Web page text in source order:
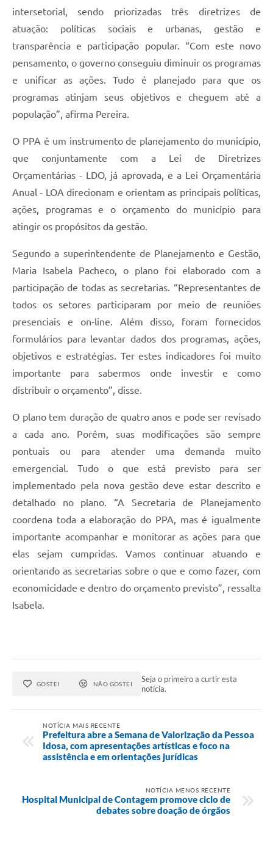
intersetorial, sendo priorizadas três diretrizes de
atuação: políticas sociais e urbanas, gestão e
transparência e participação popular. “Com este novo
pensamento, o governo conseguiu diminuir os programas
e unificar as ações. Tudo é planejado para que os
programas atinjam seus objetivos e cheguem até a
população”, afirma Pereira.
O PPA é um instrumento de planejamento do município,
que conjuntamente com a Lei de Diretrizes
Orçamentárias - LDO, já aprovada, e a Lei Orçamentária
Anual - LOA direcionam e orientam as principais políticas,
ações, programas e o orçamento do município para
atingir os propósitos da gestão.
Segundo a superintendente de Planejamento e Gestão,
Maria Isabela Pacheco, o plano foi elaborado com a
participação de todas as secretarias. “Representantes de
todos os setores participaram por meio de reuniões
presenciais e on-line. Além disso, foram fornecidos
formulários para levantar dados dos programas, ações,
objetivos e estratégias. Ter estes indicadores foi muito
importante para sabermos onde investir e como
distribuir o orçamento”, disse.
O plano tem duração de quatro anos e pode ser revisado
a cada ano. Porém, suas modificações são sempre
pontuais ou para atender uma demanda muito
emergencial. Tudo o que está previsto para ser
implementado pela nova gestão deve estar descrito e
detalhado no plano. “A Secretaria de Planejamento
coordena toda a elaboração do PPA, mas é igualmente
importante acompanhar e monitorar as ações para que
elas sejam cumpridas. Vamos continuar atuando e
orientando as secretarias sobre o que e como fazer, com
economicidade e dentro do orçamento previsto”, ressalta
Isabela.
GOSTEI NÃO GOSTEI
Seja o primeiro a curtir esta
notícia.
NOTÍCIA MAIS RECENTE
Prefeitura abre a Semana de Valorização da Pessoa
Idosa, com apresentações artísticas e foco na
assistência e em orientações jurídicas
NOTÍCIA MENOS RECENTE
Hospital Municipal de Contagem promove ciclo de
debates sobre doação de órgãos